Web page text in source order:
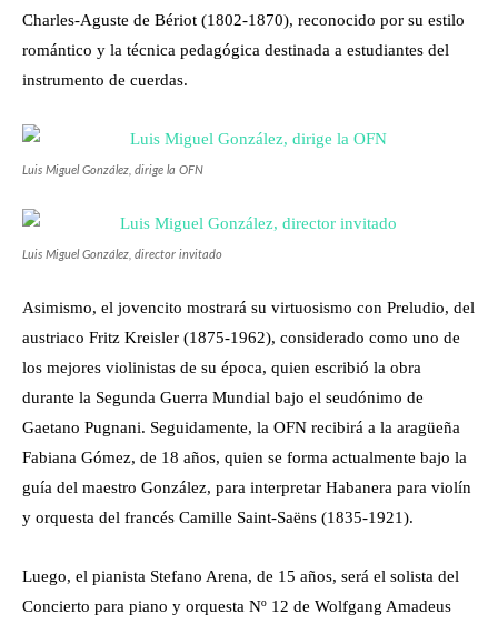
Charles-Aguste de Bériot (1802-1870), reconocido por su estilo
romántico y la técnica pedagógica destinada a estudiantes del
instrumento de cuerdas.
Luis Miguel González, dirige la OFN
Luis Miguel González, director invitado
Asimismo, el jovencito mostrará su virtuosismo con Preludio, del
austriaco Fritz Kreisler (1875-1962), considerado como uno de
los mejores violinistas de su época, quien escribió la obra
durante la Segunda Guerra Mundial bajo el seudónimo de
Gaetano Pugnani. Seguidamente, la OFN recibirá a la aragüeña
Fabiana Gómez, de 18 años, quien se forma actualmente bajo la
guía del maestro González, para interpretar Habanera para violín
y orquesta del francés Camille Saint-Saëns (1835-1921).
Luego, el pianista Stefano Arena, de 15 años, será el solista del
Concierto para piano y orquesta Nº 12 de Wolfgang Amadeus